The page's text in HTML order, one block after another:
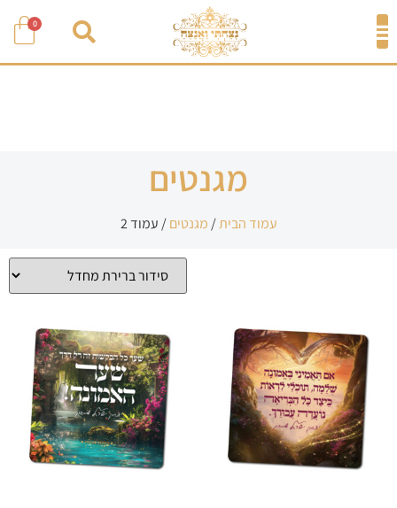
0
מגנטים
עמוד הבית/ מגנטים/ עמוד 2